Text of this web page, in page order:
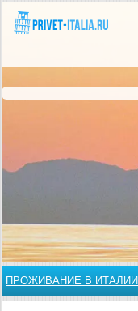
ПРОЖИВАНИЕ В ИТАЛИИ